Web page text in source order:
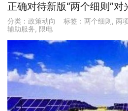
正确对待新版“两个细则”
分类： 政策动向 标签： 两个细则, 两
辅助服务, 限电